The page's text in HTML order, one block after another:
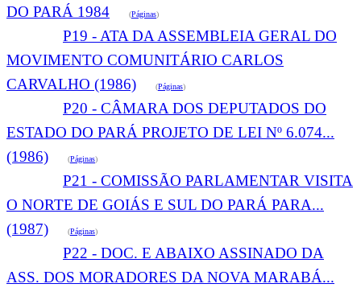
DO PARÁ 1984 (Páginas)
P19 - ATA DA ASSEMBLEIA GERAL DO
MOVIMENTO COMUNITÁRIO CARLOS
CARVALHO (1986) (Páginas)
P20 - CÂMARA DOS DEPUTADOS DO
ESTADO DO PARÁ PROJETO DE LEI Nº 6.074...
(1986) (Páginas)
P21 - COMISSÃO PARLAMENTAR VISITA
O NORTE DE GOIÁS E SUL DO PARÁ PARA...
(1987) (Páginas)
P22 - DOC. E ABAIXO ASSINADO DA
ASS. DOS MORADORES DA NOVA MARABÁ...